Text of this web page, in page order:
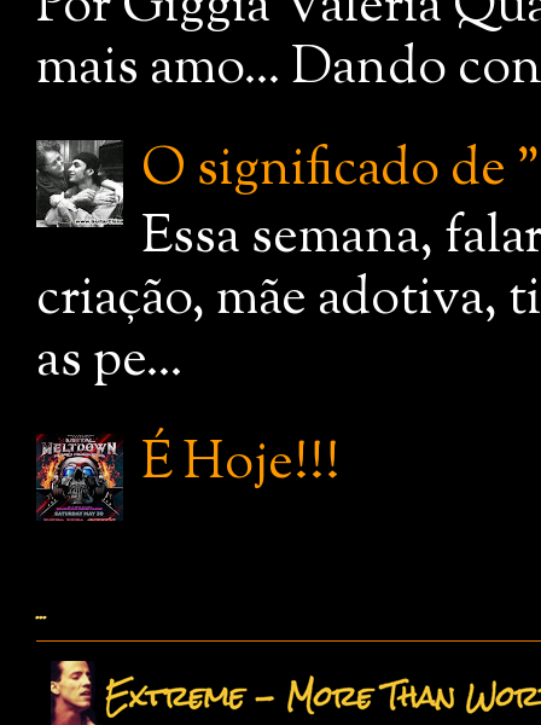
mais amo... Dando
O significado de
Essa semana,
criação, mãe adotiva,
as pe...
É Hoje!!!
...